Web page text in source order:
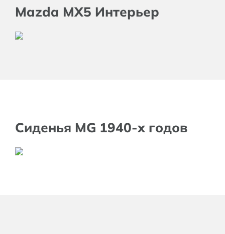
Mazda MX5 Интерьер
Сиденья MG 1940-х годов